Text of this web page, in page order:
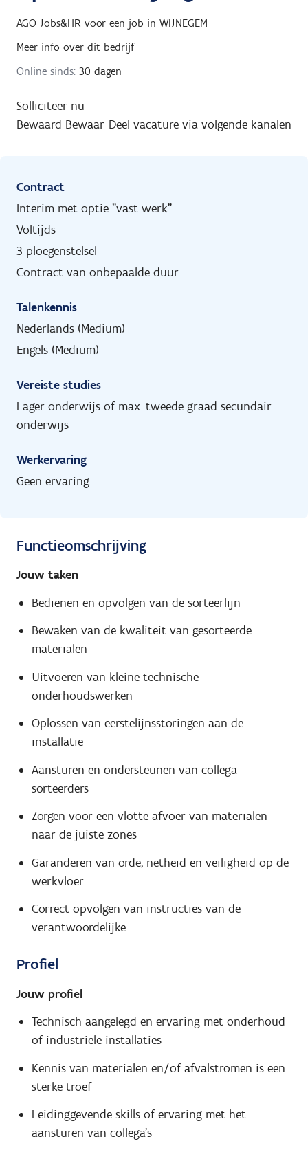
AGO Jobs&HR voor een job in WIJNEGEM
Meer info over dit bedrijf
Online sinds: 30 dagen
Solliciteer nu
Bewaard Bewaar Deel vacature via volgende kanalen
Contract
Interim met optie "vast werk"
Voltijds
3-ploegenstelsel
Contract van onbepaalde duur
Talenkennis
Nederlands (Medium)
Engels (Medium)
Vereiste studies
Lager onderwijs of max. tweede graad secundair
onderwijs
Werkervaring
Geen ervaring
Functieomschrijving
Jouw taken
Bedienen en opvolgen van de sorteerlijn
Bewaken van de kwaliteit van gesorteerde
materialen
Uitvoeren van kleine technische
onderhoudswerken
Oplossen van eerstelijnsstoringen aan de
installatie
Aansturen en ondersteunen van collega-
sorteerders
Zorgen voor een vlotte afvoer van materialen
naar de juiste zones
Garanderen van orde, netheid en veiligheid op de
werkvloer
Correct opvolgen van instructies van de
verantwoordelijke
Profiel
Jouw profiel
Technisch aangelegd en ervaring met onderhoud
of industriële installaties
Kennis van materialen en/of afvalstromen is een
sterke troef
Leidinggevende skills of ervaring met het
aansturen van collega's